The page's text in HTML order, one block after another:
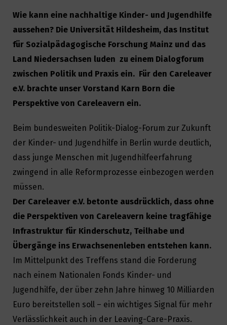
Wie kann eine nachhaltige Kinder- und Jugendhilfe
aussehen? Die Universität Hildesheim, das Institut
für Sozialpädagogische Forschung Mainz und das
Land Niedersachsen luden zu einem Dialogforum
zwischen Politik und Praxis ein. Für den Careleaver
e.V. brachte unser Vorstand Karn Born die
Perspektive von Careleavern ein.
Beim bundesweiten Politik-Dialog-Forum zur Zukunft
der Kinder- und Jugendhilfe in Berlin wurde deutlich,
dass junge Menschen mit Jugendhilfeerfahrung
zwingend in alle Reformprozesse einbezogen werden
müssen.
Der Careleaver e.V. betonte ausdrücklich, dass ohne
die Perspektiven von Careleavern keine tragfähige
Infrastruktur für Kinderschutz, Teilhabe und
Übergänge ins Erwachsenenleben entstehen kann.
Im Mittelpunkt des Treffens stand die Forderung
nach einem Nationalen Fonds Kinder- und
Jugendhilfe, der über zehn Jahre hinweg 10 Milliarden
Euro bereitstellen soll – ein wichtiges Signal für mehr
Verlässlichkeit auch in der Leaving-Care-Praxis.